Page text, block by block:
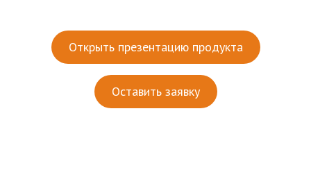
Открыть презентацию продукта
Оставить заявку